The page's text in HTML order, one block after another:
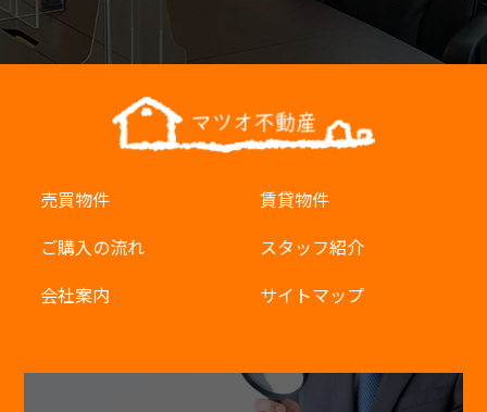
売買物件
賃貸物件
ご購入の流れ
スタッフ紹介
会社案内
サイトマップ